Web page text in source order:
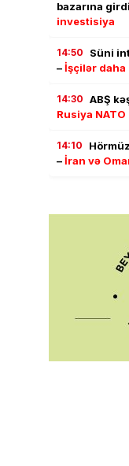
bazarına
investisiya
14:50
Süni
–İşçilər daha
14:30 ABŞ
Rusiya
14:10
–İran və